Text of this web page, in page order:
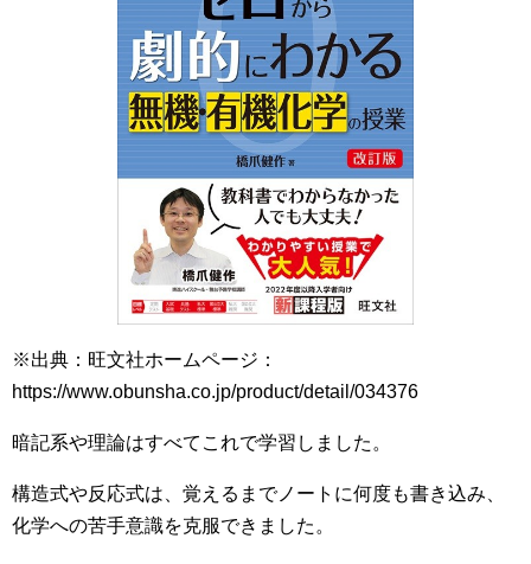
※出典：旺文社ホームページ：
https://www.obunsha.co.jp/product/detail/034376
暗記系や理論はすべてこれで学習しました。
構造式や反応式は、覚えるまでノートに何度も書き込み、
化学への苦手意識を克服できました。